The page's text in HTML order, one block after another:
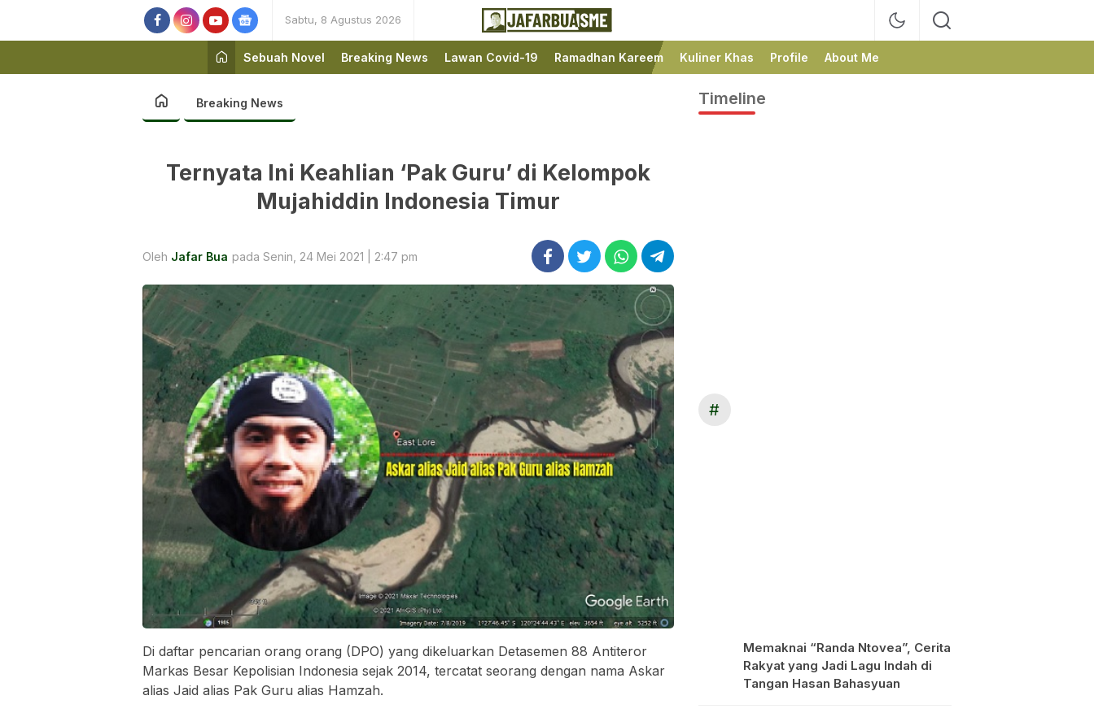
Sabtu, 8 Agustus 2026
JafarBua
Ini bukan Media Online,
Ini Jafarbuaisme.com
Sebuah Novel
Breaking News Lawan Covid-19 Ramadhan Kareem Kuliner Khas Profile About Me
Breaking News
Ternyata Ini Keahlian ‘Pak Guru’ di Kelompok
Mujahiddin Indonesia Timur
Oleh Jafar Bua pada Senin, 24 Mei 2021 | 2:47 pm
Di daftar pencarian orang orang (DPO) yang dikeluarkan Detasemen 88 Antiteror
Markas Besar Kepolisian Indonesia sejak 2014, tercatat seorang dengan nama Askar
alias Jaid alias Pak Guru alias Hamzah.
Timeline
#
Memaknai “Randa Ntovea”, Cerita
Rakyat yang Jadi Lagu Indah di
Tangan Hasan Bahasyuan